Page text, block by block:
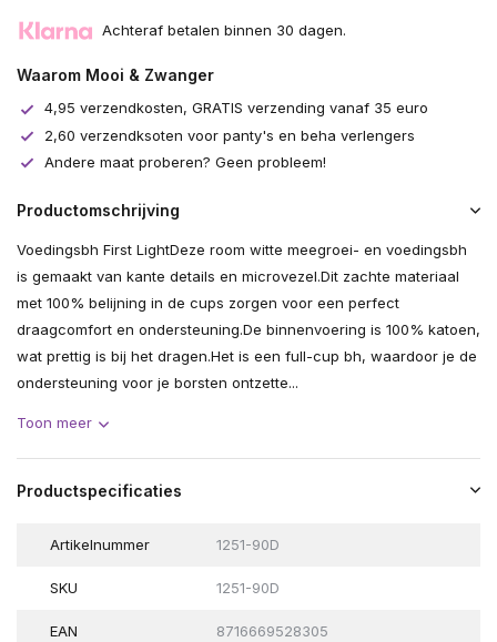
Achteraf betalen binnen 30 dagen.
Waarom Mooi & Zwanger
4,95 verzendkosten, GRATIS verzending vanaf 35 euro
2,60 verzendksoten voor panty's en beha verlengers
Andere maat proberen? Geen probleem!
Productomschrijving
Voedingsbh First LightDeze room witte meegroei- en voedingsbh
is gemaakt van kante details en microvezel.Dit zachte materiaal
met 100% belijning in de cups zorgen voor een perfect
draagcomfort en ondersteuning.De binnenvoering is 100% katoen,
wat prettig is bij het dragen.Het is een full-cup bh, waardoor je de
ondersteuning voor je borsten ontzette...
Toon meer
Productspecificaties
Artikelnummer 1251-90D
SKU 1251-90D
EAN 8716669528305